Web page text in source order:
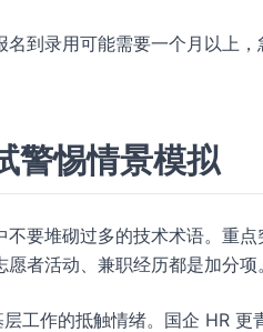
到录用可能需要一个月以上
警惕情景模拟
要堆砌过多的技术术语。重点
者活动、兼职经历都是加分项。
工作的抵触情绪。国企 HR 更